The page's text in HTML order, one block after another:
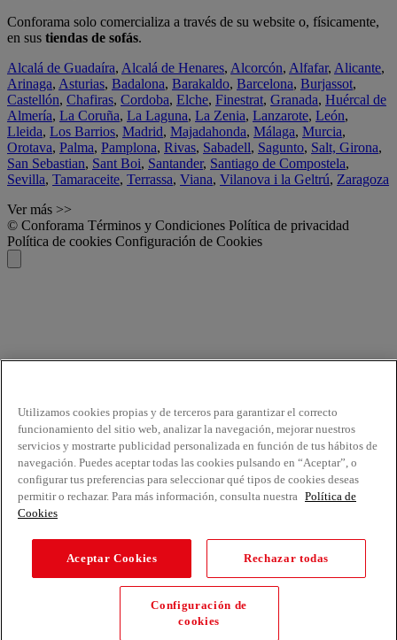
Conforama solo comercializa a través de su website o, físicamente,
en sus tiendas de sofás.
Alcalá de Guadaíra, Alcalá de Henares, Alcorcón, Alfafar, Alicante,
Arinaga, Asturias, Badalona, Barakaldo, Barcelona, Burjassot,
Castellón, Chafiras, Cordoba, Elche, Finestrat, Granada, Huércal de
Almería, La Coruña, La Laguna, La Zenia, Lanzarote, León,
Lleida, Los Barrios, Madrid, Majadahonda, Málaga, Murcia,
Orotava, Palma, Pamplona, Rivas, Sabadell, Sagunto, Salt, Girona,
San Sebastian, Sant Boi, Santander, Santiago de Compostela,
Sevilla, Tamaraceite, Terrassa, Viana, Vilanova i la Geltrú, Zaragoza
Ver más >>
© Conforama Términos y Condiciones Política de privacidad
Política de cookies Configuración de Cookies
Utilizamos cookies propias y de terceros para garantizar el correcto
funcionamiento del sitio web, analizar la navegación, mejorar nuestros
servicios y mostrarte publicidad personalizada en función de tus hábitos de
navegación. Puedes aceptar todas las cookies pulsando en “Aceptar”, o
configurar tus preferencias para seleccionar qué tipos de cookies deseas
permitir o rechazar. Para más información, consulta nuestra Política de
Cookies
Aceptar Cookies Rechazar todas
Configuración de
cookies